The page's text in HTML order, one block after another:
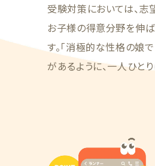
受験対策においては、志
お子様の得意分野を伸
す。「消極的な性格の娘
があるように、一人ひと